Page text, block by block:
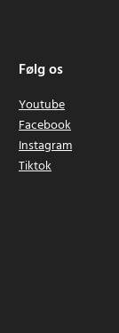
Følg os
Youtube
Facebook
Instagram
Tiktok